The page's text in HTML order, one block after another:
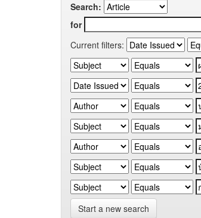
Search:
for
Current filters:
Start a new search